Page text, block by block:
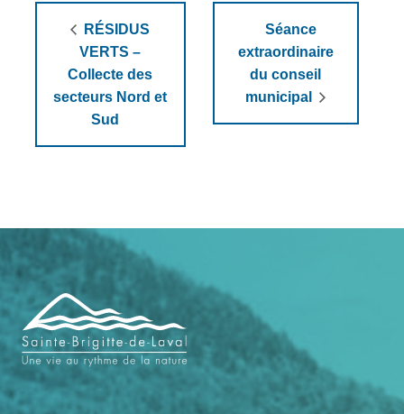
RÉSIDUS
VERTS –
Collecte des
secteurs Nord et
Sud
Séance
extraordinaire
du conseil
municipal
Navigation
de
pied
de
page